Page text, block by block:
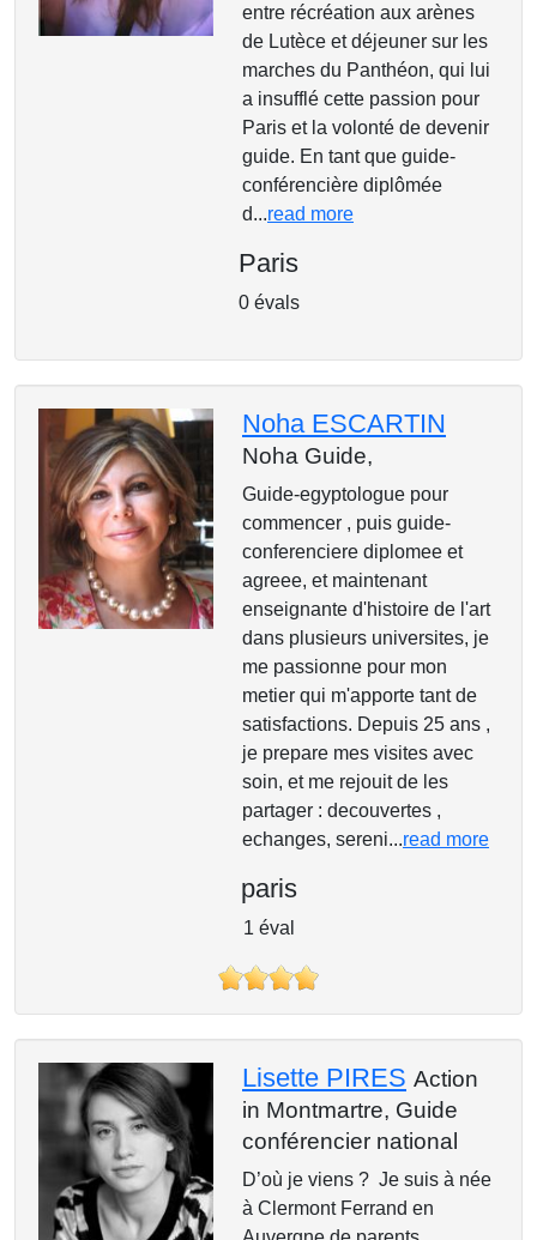
entre récréation aux arènes
de Lutèce et déjeuner sur les
marches du Panthéon, qui lui
a insufflé cette passion pour
Paris et la volonté de devenir
guide. En tant que guide-
conférencière diplômée
d...read more
Paris
0 évals
Noha ESCARTIN
Noha Guide,
Guide-egyptologue pour
commencer , puis guide-
conferenciere diplomee et
agreee, et maintenant
enseignante d'histoire de l'art
dans plusieurs universites, je
me passionne pour mon
metier qui m'apporte tant de
satisfactions. Depuis 25 ans ,
je prepare mes visites avec
soin, et me rejouit de les
partager : decouvertes ,
echanges, sereni...read more
paris
1 éval
Lisette PIRES Action
in Montmartre, Guide
conférencier national
D’où je viens ? Je suis à née
à Clermont Ferrand en